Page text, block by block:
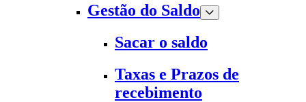
Gestão do Saldo
Sacar o saldo
Taxas e Prazos de
recebimento